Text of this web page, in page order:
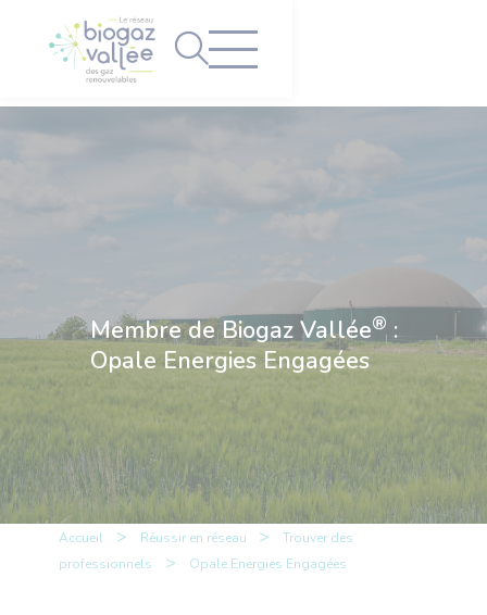
Membre de Biogaz Vallée®:
Opale Energies Engagées
Accueil > Réussir en réseau >
Trouver des
professionnels
> Opale Energies Engagées
Panneau de gestion des cookies